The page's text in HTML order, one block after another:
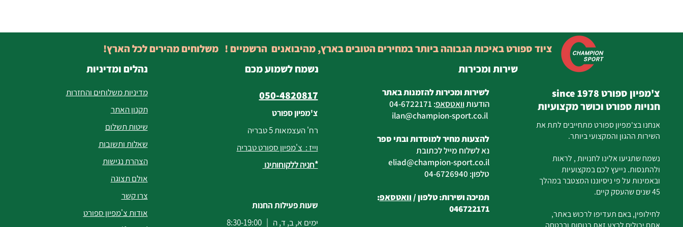
נהלים ומדיניות
מדיניות משלוחים והחזרות
תקנון האתר
שיטות תשלום
שאלות ותשובות
הצהרת נגישות
אולם תצוגה
צרו קשר
אודות צ'מפיון ספורט
נשמח לשמוע מכם
050-4820817
צ'מפיון ספורט
רח' העצמאות 5 טבריה
וייז : צ'מפיון ספורט טבריה
*חניה ללקוחותינו
שעות פעילות החנות
ימים א, ב, ד, ה | 8:30-19:00
לשירות ומכירות להזמנות באתר
הודעותוואטסאפ:
04-6722171
ilan
@champion-sport.co.il
להצעות מחיר למוסדות ובתי ספר
נא לשלוח מייל לכתובת
eliad@champion-sport.co.il
טלפון: 04-6726940
תמיכה ושירות: טלפון /וואטסאפ:
046722171
צ'מפיון ספורט since 1978
חנויות ספורט וכושר מקצועיות
אנחנו בצ'מפיון ספורט מתחייבים לתת את
השירות ההגון והמקצועי ביותר.
נשמח שתגיעו אלינו לחנויות , לראות
ולהתנסות. נייעץ לכם במקצועיות
ובאמינות על פי ניסיוננו המצטבר במהלך
45 שנים שהעסק קיים.
לחילופין, באם תעדיפו לרכוש באתר,
שירות ומכירות
ציוד ספורט באיכות הגבוהה ביותר במחירים הטובים בארץ, מהיבואנים הרשמיים ! משלוחים מהירים לכל הארץ!